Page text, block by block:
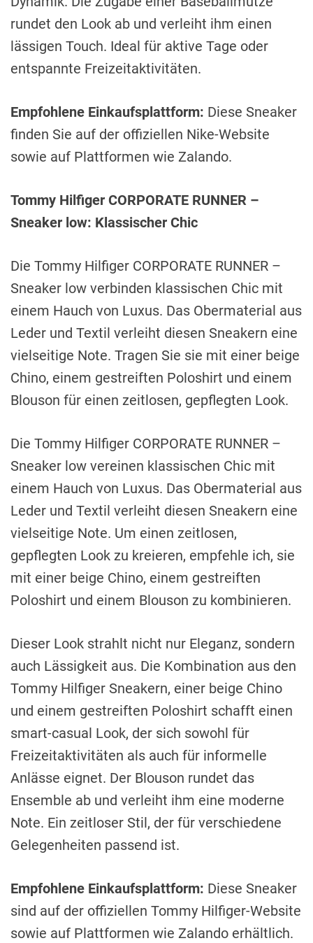
rundet den Look ab und verleiht ihm einen
lässigen Touch. Ideal für aktive Tage oder
entspannte Freizeitaktivitäten.
Empfohlene Einkaufsplattform: Diese Sneaker
finden Sie auf der offiziellen Nike-Website
sowie auf Plattformen wie Zalando.
Tommy Hilfiger CORPORATE RUNNER –
Sneaker low: Klassischer Chic
Die Tommy Hilfiger CORPORATE RUNNER –
Sneaker low verbinden klassischen Chic mit
einem Hauch von Luxus. Das Obermaterial aus
Leder und Textil verleiht diesen Sneakern eine
vielseitige Note. Tragen Sie sie mit einer beige
Chino, einem gestreiften Poloshirt und einem
Blouson für einen zeitlosen, gepflegten Look.
Die Tommy Hilfiger CORPORATE RUNNER –
Sneaker low vereinen klassischen Chic mit
einem Hauch von Luxus. Das Obermaterial aus
Leder und Textil verleiht diesen Sneakern eine
vielseitige Note. Um einen zeitlosen,
gepflegten Look zu kreieren, empfehle ich, sie
mit einer beige Chino, einem gestreiften
Poloshirt und einem Blouson zu kombinieren.
Dieser Look strahlt nicht nur Eleganz, sondern
auch Lässigkeit aus. Die Kombination aus den
Tommy Hilfiger Sneakern, einer beige Chino
und einem gestreiften Poloshirt schafft einen
smart-casual Look, der sich sowohl für
Freizeitaktivitäten als auch für informelle
Anlässe eignet. Der Blouson rundet das
Ensemble ab und verleiht ihm eine moderne
Note. Ein zeitloser Stil, der für verschiedene
Gelegenheiten passend ist.
Empfohlene Einkaufsplattform: Diese Sneaker
sind auf der offiziellen Tommy Hilfiger-Website
sowie auf Plattformen wie Zalando erhältlich.